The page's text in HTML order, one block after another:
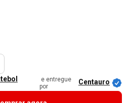
e entregue
por
Centauro